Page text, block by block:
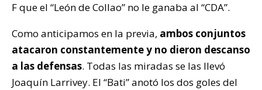
F que el “León de Collao” no le ganaba al “CDA”.
Como anticipamos en la previa, ambos conjuntos
atacaron constantemente y no dieron descanso
a las defensas. Todas las miradas se las llevó
Joaquín Larrivey. El “Bati” anotó los dos goles del